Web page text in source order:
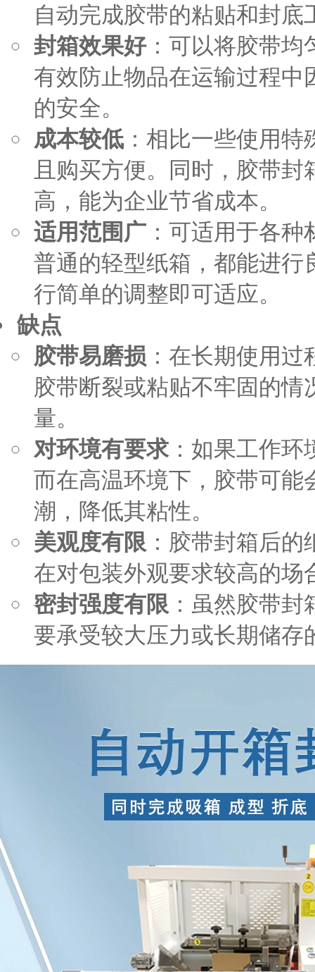
自动完成胶带的粘贴和封
封箱效果好：可以将胶带均
有效防止物品在运输过程
的安全。
成本较低 ：相比一些使用
且购买方便。同时，胶带
高，能为企业节省成本。
适用范围广 ：可适用于各
普通的轻型纸箱，都能进
行简单的调整即可适应。
缺点
胶带易磨损 ：在长期使用
胶带断裂或粘贴不牢固的
量。
对环境有要求：如果工作环
而在高温环境下，胶带可
潮，降低其粘性。
美观度有限 ：胶带封箱后
在对包装外观要求较高的
密封强度有限 ：虽然胶带
要承受较大压力或长期储